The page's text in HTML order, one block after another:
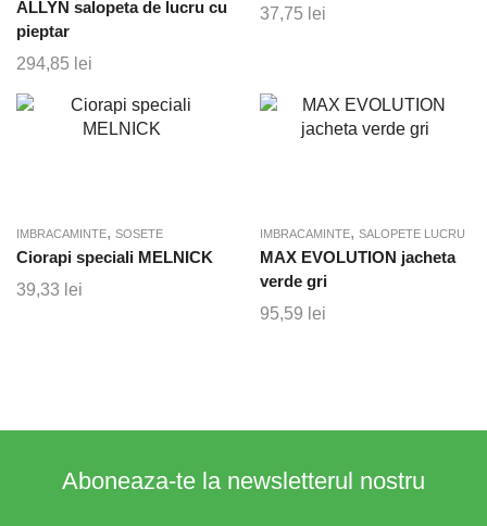
ALLYN salopeta de lucru cu
pieptar
294,85 lei
37,75 lei
IMBRACAMINTE, SOSETE
Ciorapi speciali MELNICK
39,33 lei
IMBRACAMINTE, SALOPETE LUCRU
MAX EVOLUTION jacheta
verde gri
95,59 lei
Aboneaza-te la newsletterul nostru